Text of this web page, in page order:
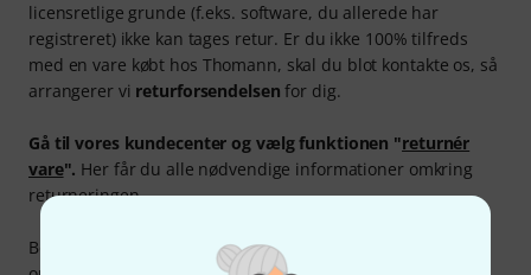
licensretlige grunde (f.eks. software, du allerede har
registreret) ikke kan tages retur. Er du ikke 100% tilfreds
med en vare købt hos Thomann, skal du blot kontakte os, så
arrangerer vi returforsendelsen for dig.
Gå til vores kundecenter og vælg funktionen "returnér
vare". Her får du alle nødvendige informationer omkring
returneringen.
Bemærk venligst, at varen skal returneres til os i